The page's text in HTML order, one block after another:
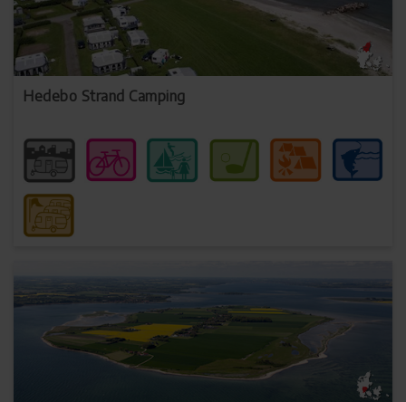
Hedebo Strand Camping